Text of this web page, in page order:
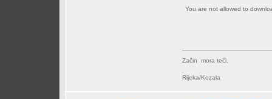
You are not allowed to
Začin mora teći.
Rijeka/Kozala